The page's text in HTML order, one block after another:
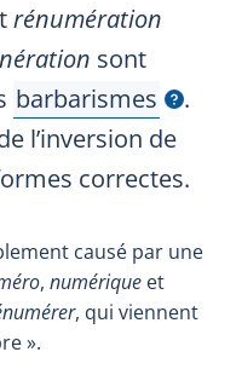
rénumération
sont
barbarismes
Afficher l'infobulle
.
l’inversion de
correctes.
causé par une
, numérique et
, qui viennent
».